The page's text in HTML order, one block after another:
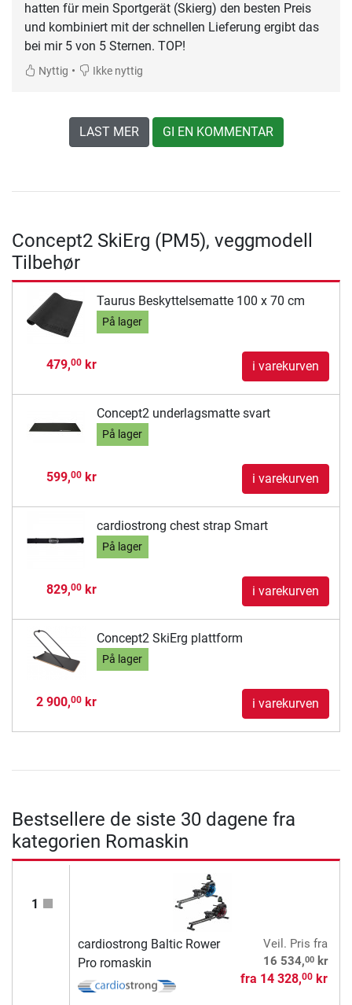
hatten für mein Sportgerät (Skierg) den besten Preis
und kombiniert mit der schnellen Lieferung ergibt das
bei mir 5 von 5 Sternen. TOP!
Nyttig • Ikke nyttig
LAST MER GI EN KOMMENTAR
Concept2 SkiErg (PM5), veggmodell
Tilbehør
Taurus Beskyttelsematte 100 x 70 cm
På lager
479,00kr i varekurven
Concept2 underlagsmatte svart
På lager
599,00kr i varekurven
cardiostrong chest strap Smart
På lager
829,00kr i varekurven
Concept2 SkiErg plattform
På lager
2 900,00kr i varekurven
Bestsellere de siste 30 dagene fra
kategorien Romaskin
1
cardiostrong Baltic Rower
Pro romaskin
Veil. Pris fra
16 534,00kr
fra 14 328,00kr